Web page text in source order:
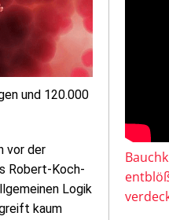
und 120.000
vor der
Robert-Koch-
Logik
kaum